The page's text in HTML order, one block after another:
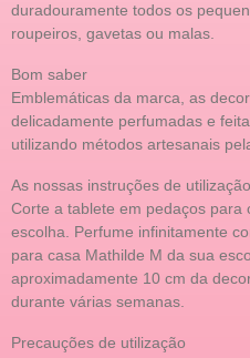
duradouramente todos os
roupeiros, gavetas ou malas.
Bom saber
Emblemáticas da marca, as
delicadamente perfumadas e
utilizando métodos artesanais
As nossas instruções de utilização
Corte a tablete em pedaços para
escolha. Perfume infinitamente
para casa Mathilde M da sua
aproximadamente 10 cm da
durante várias semanas.
Precauções de utilização